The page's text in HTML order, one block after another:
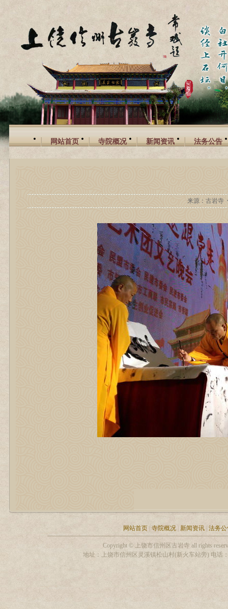
网站首页 寺院概况 新闻资讯 法务公告
来源：古岩寺
网站首页 寺院概况 新闻资讯 法务
Copyright © 上饶市信州区古岩寺 all rights
地址：上饶市信州区灵溪镇松山村(新火车站旁) 电话：